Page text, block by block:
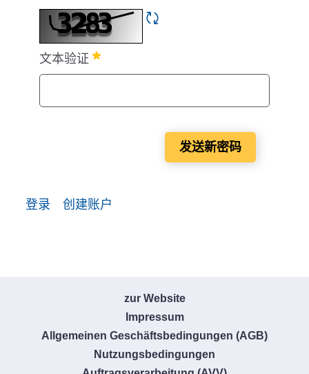
文本验证
必需的
发送新密码
登录 创建账户
zur Website
Impressum
Allgemeinen Geschäftsbedingungen (AGB)
Nutzungsbedingungen